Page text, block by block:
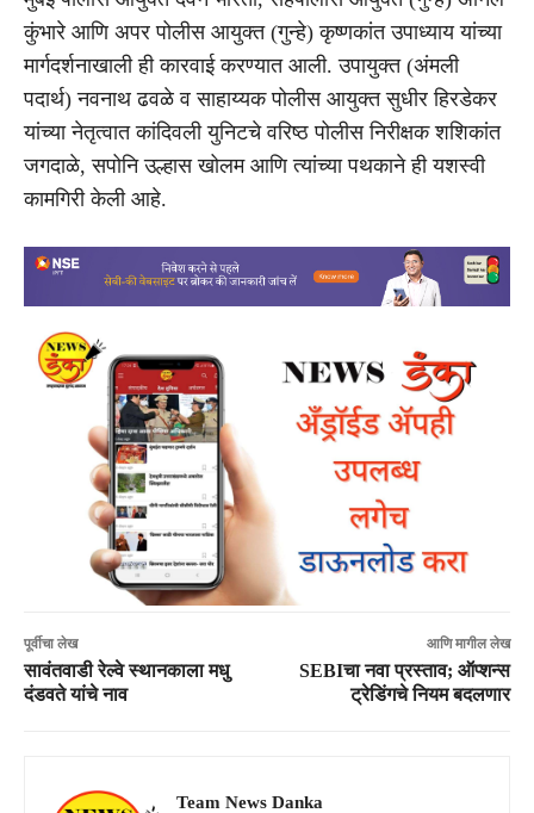
कुंभारे आणि अपर पोलीस आयुक्त (गुन्हे) कृष्णकांत उपाध्याय यांच्या
मार्गदर्शनाखाली ही कारवाई करण्यात आली. उपायुक्त (अंमली
पदार्थ) नवनाथ ढवळे व साहाय्यक पोलीस आयुक्त सुधीर हिरडेकर
यांच्या नेतृत्वात कांदिवली युनिटचे वरिष्ठ पोलीस निरीक्षक शशिकांत
जगदाळे, सपोनि उल्हास खोलम आणि त्यांच्या पथकाने ही यशस्वी
कामगिरी केली आहे.
पूर्वीचा लेख
सावंतवाडी रेल्वे स्थानकाला मधु
दंडवते यांचे नाव
आणि मागील लेख
SEBIचा नवा प्रस्ताव; ऑप्शन्स
ट्रेडिंगचे नियम बदलणार
Team News Danka